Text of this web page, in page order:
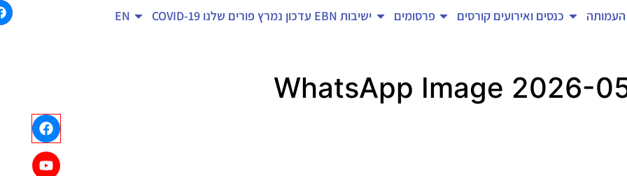
העמותה כנסים ואירועים קורסים פרסומים ישיבות EBN עדכון נמרץ פורים שלנו COVID-19
EN
WhatsApp Image 2026-